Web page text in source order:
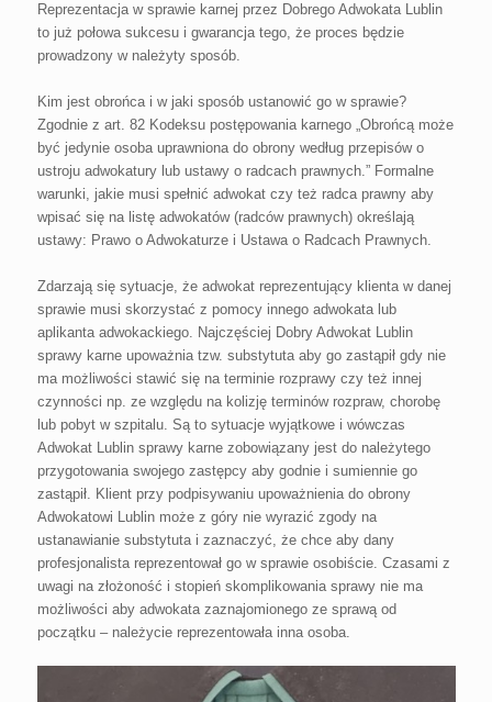
Reprezentacja w sprawie karnej przez Dobrego Adwokata Lublin
to już połowa sukcesu i gwarancja tego, że proces będzie
prowadzony w należyty sposób.
Kim jest obrońca i w jaki sposób ustanowić go w sprawie?
Zgodnie z art. 82 Kodeksu postępowania karnego „Obrońcą może
być jedynie osoba uprawniona do obrony według przepisów o
ustroju adwokatury lub ustawy o radcach prawnych.” Formalne
warunki, jakie musi spełnić adwokat czy też radca prawny aby
wpisać się na listę adwokatów (radców prawnych) określają
ustawy: Prawo o Adwokaturze i Ustawa o Radcach Prawnych.
Zdarzają się sytuacje, że adwokat reprezentujący klienta w danej
sprawie musi skorzystać z pomocy innego adwokata lub
aplikanta adwokackiego. Najczęściej Dobry Adwokat Lublin
sprawy karne upoważnia tzw. substytuta aby go zastąpił gdy nie
ma możliwości stawić się na terminie rozprawy czy też innej
czynności np. ze względu na kolizję terminów rozpraw, chorobę
lub pobyt w szpitalu. Są to sytuacje wyjątkowe i wówczas
Adwokat Lublin sprawy karne zobowiązany jest do należytego
przygotowania swojego zastępcy aby godnie i sumiennie go
zastąpił. Klient przy podpisywaniu upoważnienia do obrony
Adwokatowi Lublin może z góry nie wyrazić zgody na
ustanawianie substytuta i zaznaczyć, że chce aby dany
profesjonalista reprezentował go w sprawie osobiście. Czasami z
uwagi na złożoność i stopień skomplikowania sprawy nie ma
możliwości aby adwokata zaznajomionego ze sprawą od
początku – należycie reprezentowała inna osoba.